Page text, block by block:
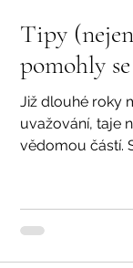
Tipy
pomohly
Již dlouhé roky
uvažování, taje
vědomou částí.